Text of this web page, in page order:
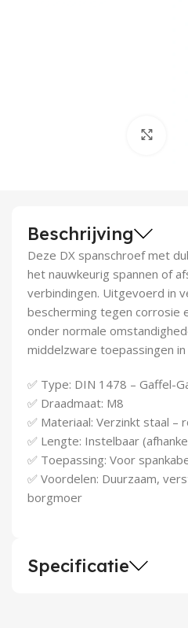
Beschrijving
Deze DX spanschroef met
het nauwkeurig spannen of
verbindingen. Uitgevoerd in
bescherming tegen corrosie
onder normale
middelzware toepassingen
✅ Type: DIN 1478 – Gaffel-
✅ Draadmaat: M8
✅ Materiaal: Verzinkt staal –
✅ Lengte: Instelbaar
✅ Toepassing: Voor
✅ Voordelen: Duurzaam,
borgmoer
Specificatie